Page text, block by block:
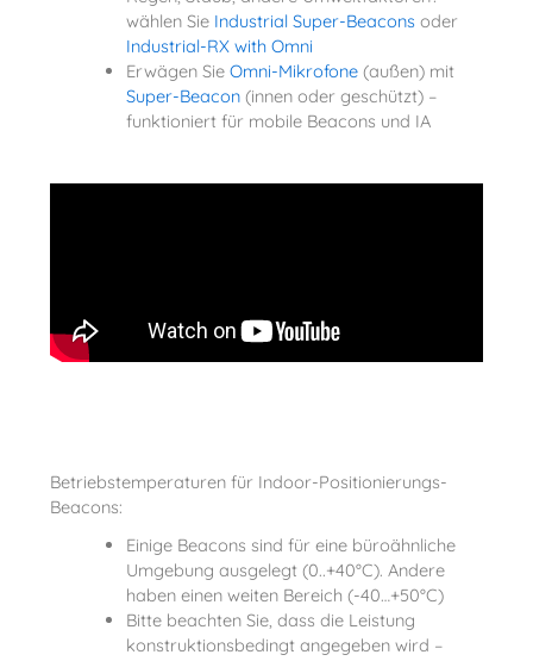
wählen Sie Industrial Super-Beacons oder
Industrial-RX with Omni
Erwägen SieOmni-Mikrofone (außen) mit
Super-Beacon (innen oder geschützt) –
funktioniert für mobile Beacons und IA
Betriebstemperaturen für Indoor-Positionierungs-
Beacons:
Einige Beacons sind für eine büroähnliche
Umgebung ausgelegt (0..+40°C). Andere
haben einen weiten Bereich (-40…+50°C)
Bitte beachten Sie, dass die Leistung
konstruktionsbedingt angegeben wird –